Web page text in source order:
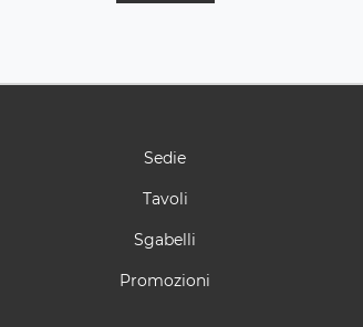
Sedie
Tavoli
Sgabelli
Promozioni